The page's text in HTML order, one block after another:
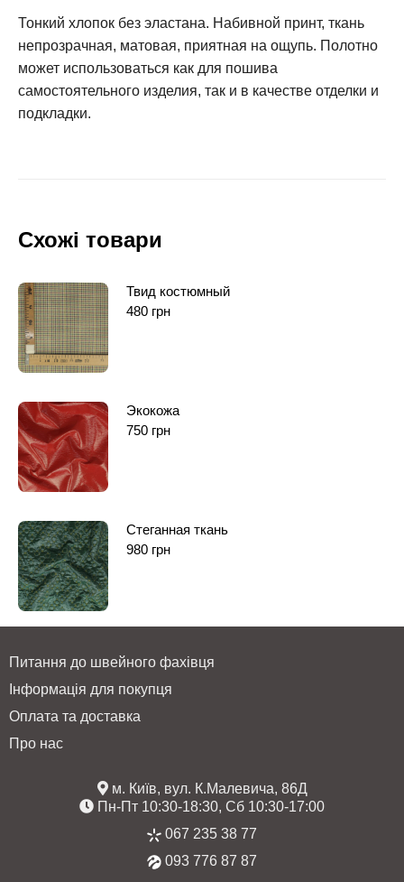
Тонкий хлопок без эластана. Набивной принт, ткань
непрозрачная, матовая, приятная на ощупь. Полотно
может использоваться как для пошива
самостоятельного изделия, так и в качестве отделки и
подкладки.
Схожі товари
Твид костюмный
480 грн
Экокожа
750 грн
Стеганная ткань
980 грн
Питання до швейного фахівця
Інформація для покупця
Оплата та доставка
Про нас
м. Київ, вул. К.Малевича, 86Д
Пн-Пт 10:30-18:30, Сб 10:30-17:00
067 235 38 77
093 776 87 87